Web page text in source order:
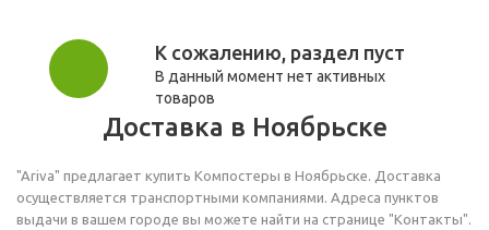
К сожалению, раздел пуст
В данный момент нет активных
товаров
Доставка в Ноябрьске
"Ariva" предлагает купить Компостеры в Ноябрьске. Доставка
осуществляется транспортными компаниями. Адреса пунктов
выдачи в вашем городе вы можете найти на странице "Контакты".